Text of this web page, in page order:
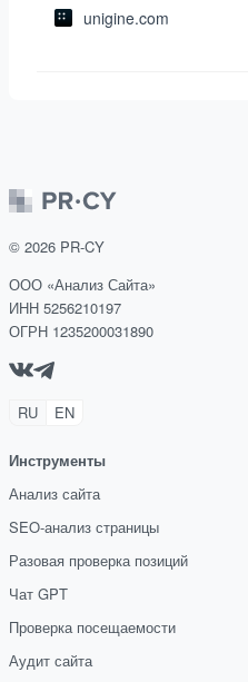
unigine.com
© 2026 PR-CY
ООО «Анализ Сайта»
ИНН 5256210197
ОГРН 1235200031890
RU EN
Инструменты
Анализ сайта
SEO-анализ страницы
Разовая проверка позиций
Чат GPT
Проверка посещаемости
Аудит сайта